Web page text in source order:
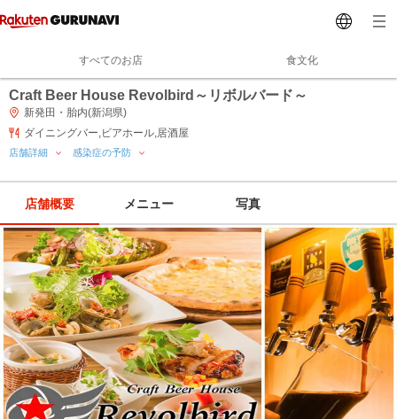
すべてのお店 食文化
Craft Beer House Revolbird～リボルバード～
新発田・胎内(新潟県)
ダイニングバー,ビアホール,居酒屋
店舗詳細 感染症の予防
店舗概要 メニュー 写真